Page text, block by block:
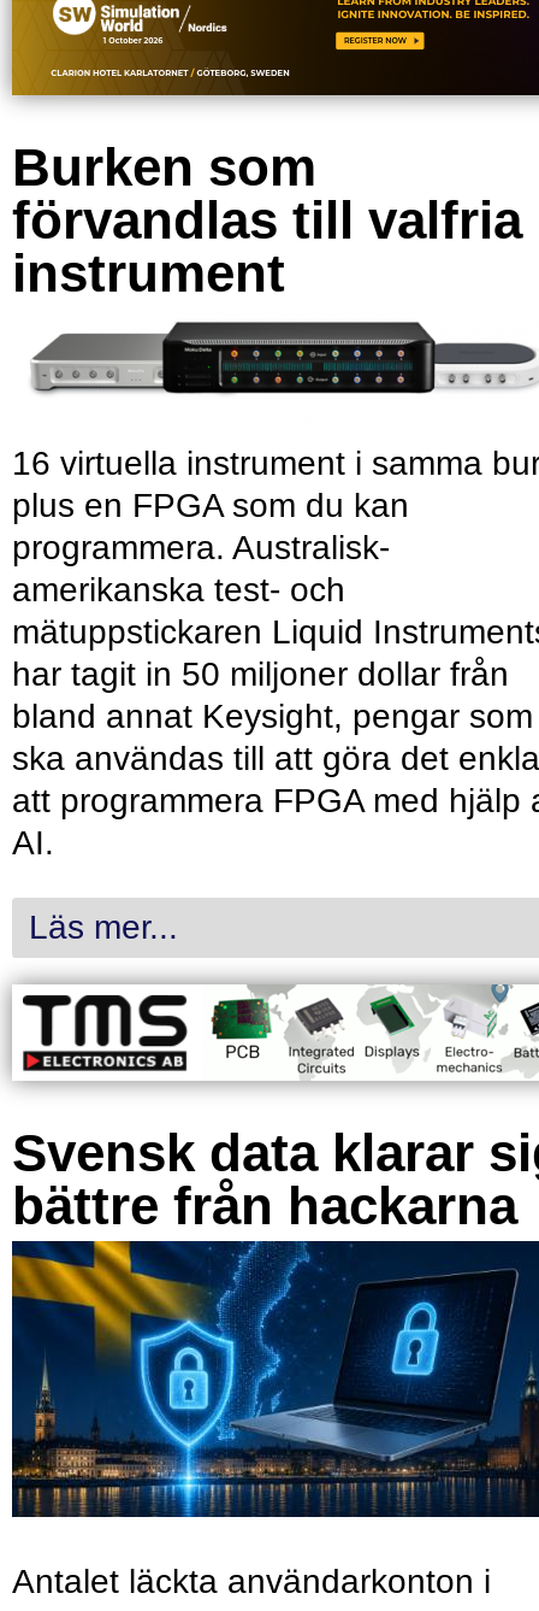
Burken som
förvandlas till valfria
instrument
16 virtuella instrument i samma
plus en FPGA som du kan
programmera. Australisk-
amerikanska test- och
mätuppstickaren Liquid
har tagit in 50 miljoner dollar från
bland annat Keysight, pengar som
ska användas till att göra det
att programmera FPGA med hjälp
AI.
Läs mer...
Svensk data klarar
bättre från hackarna
Antalet läckta användarkonton i